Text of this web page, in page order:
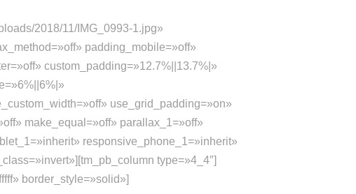
2018/11/IMG_0993-1.jpg»
padding_mobile=»off»
custom_padding=»12.7%||13.7%|»
use_grid_padding=»on»
make_equal=»off» parallax_1=»off»
responsive_phone_1=»inherit»
type=»4_4″]
border_style=»solid»]